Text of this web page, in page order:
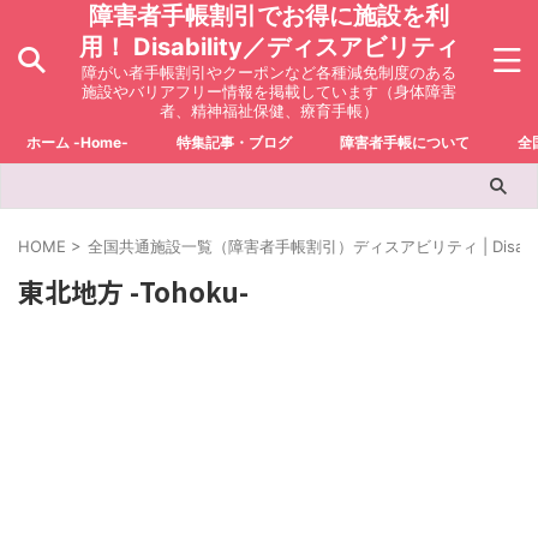
障害者手帳割引でお得に施設を利
用！ Disability／ディスアビリティ
障がい者手帳割引やクーポンなど各種減免制度のある
施設やバリアフリー情報を掲載しています（身体障害
者、精神福祉保健、療育手帳）
ホーム -Home- 特集記事・ブログ 障害者手帳について 全
HOME > 全国共通施設一覧（障害者手帳割引）ディスアビリティ |
東北地方 -Tohoku-